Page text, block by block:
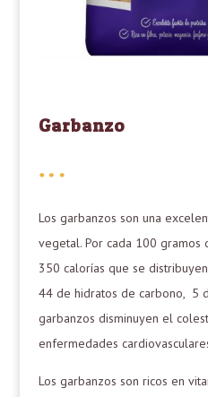
Garbanzo
Los garbanzos son una
vegetal. Por cada 100 gramos
350 calorías que se
44 de hidratos de carbono, 5
garbanzos disminuyen el
enfermedades
Los garbanzos son ricos en